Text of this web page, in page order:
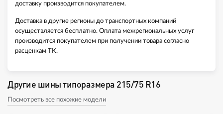
доставку производится покупателем.
Доставка в другие регионы до транспортных компаний
осуществляется бесплатно. Оплата межрегиональных услуг
производится покупателем при получении товара согласно
расценкам ТК.
Другие шины типоразмера 215/75 R16
Посмотреть все похожие модели